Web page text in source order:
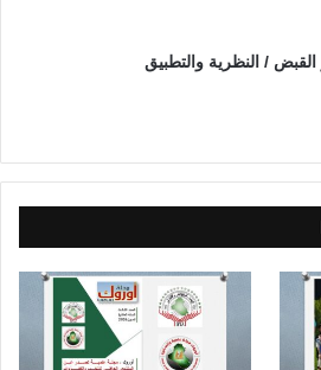
القبض / النظرية والتطبيق